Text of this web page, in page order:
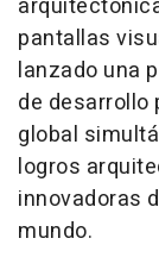
pantallas
lanzado una
de desarrollo
global
logros
innovadoras
mundo.